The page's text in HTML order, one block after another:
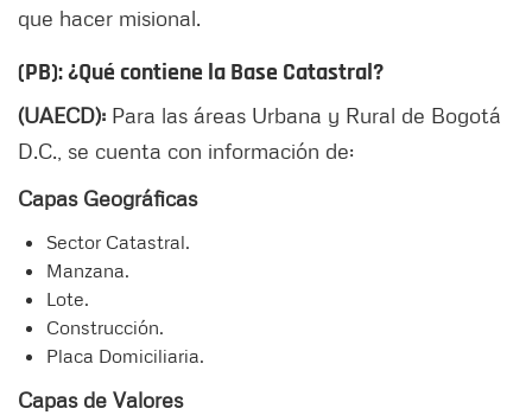
que hacer misional.
(PB): ¿Qué contiene la Base Catastral?
(UAECD): Para las áreas Urbana y Rural de Bogotá
D.C., se cuenta con información de:
Capas Geográficas
Sector Catastral.
Manzana.
Lote.
Construcción.
Placa Domiciliaria.
Capas de Valores